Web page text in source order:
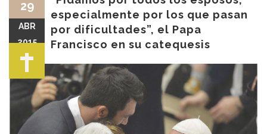
especialmente por los que pasan
por dificultades”, el Papa
Francisco en su catequesis
29
ABR
2015